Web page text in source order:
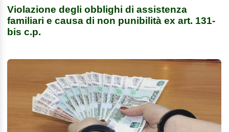
Violazione degli obblighi di assistenza
familiari e causa di non punibilità ex art. 131-
bis c.p.